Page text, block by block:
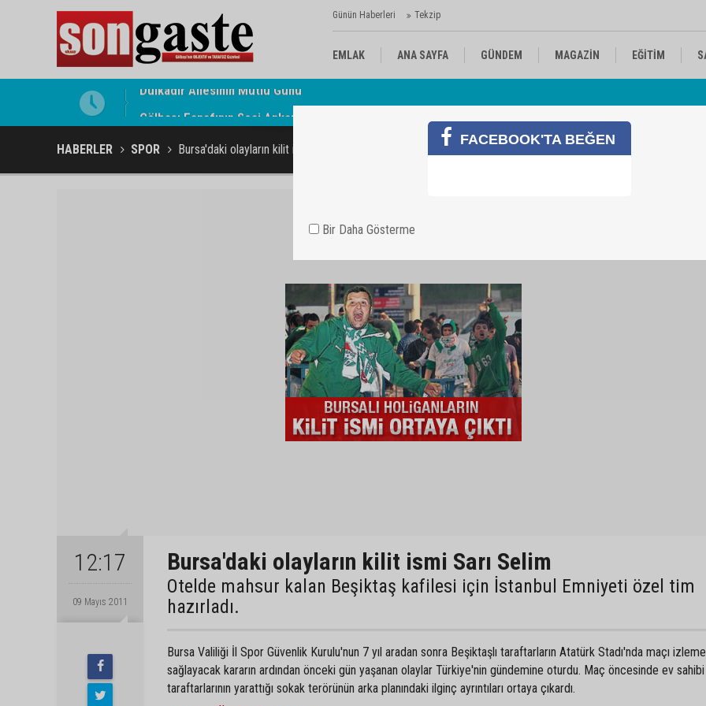
Günün Haberleri Tekzip
EMLAK ANA SAYFA GÜNDEM MAGAZİN EĞİTİM
Gölbaşı Esnafının Sesi Ankara Kalkınma Ajansı'nda
HABERLER SPOR Bursa'daki olayların kilit ismi Sarı Selim
12:17
09 Mayıs 2011
Bursa'daki olayların kilit ismi Sarı Selim
Otelde mahsur kalan Beşiktaş kafilesi için İstanbul Emniyeti özel tim
hazırladı.
Bursa Valiliği İl Spor Güvenlik Kurulu'nun 7 yıl aradan sonra Beşiktaşlı taraftarların Atatürk Stadı'nda maçı
sağlayacak kararın ardından önceki gün yaşanan olaylar Türkiye'nin gündemine oturdu. Maç öncesinde ev sahibi
taraftarlarının yarattığı sokak terörünün arka planındaki ilginç ayrıntıları ortaya çıkardı.
FACEBOOK'TA BEĞEN
Bir Daha Gösterme